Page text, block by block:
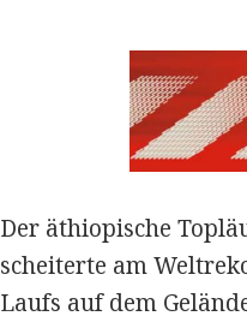
Der äthiopische
scheiterte am
Laufs auf dem